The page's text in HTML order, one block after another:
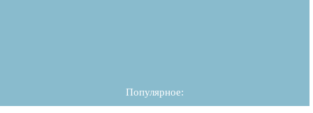
Популярное: